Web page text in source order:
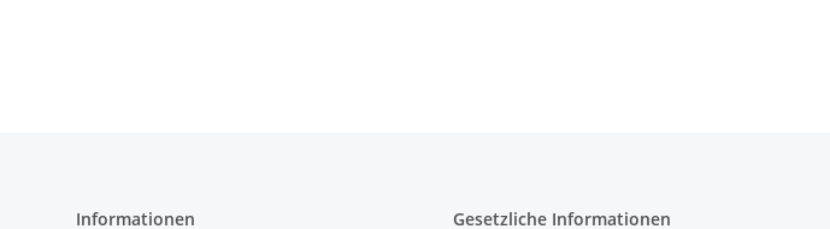
Informationen Gesetzliche Informationen